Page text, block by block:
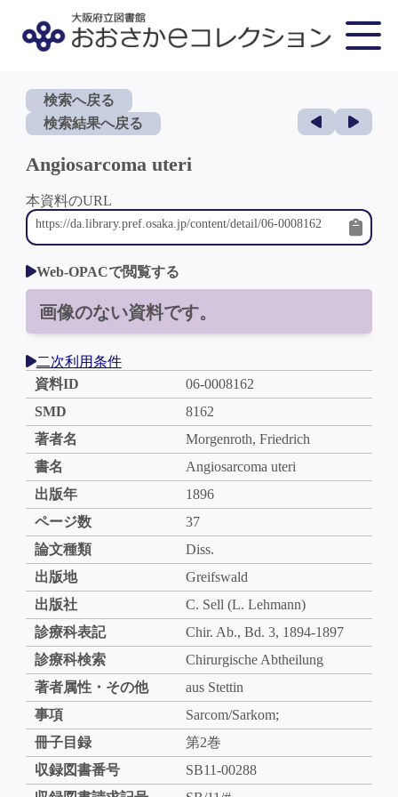
検索へ戻る
検索結果へ戻る
Angiosarcoma uteri
本資料のURL
Web-OPACで閲覧する
画像のない資料です。
二次利用条件
資料ID
06-0008162
SMD
8162
著者名
Morgenroth, Friedrich
書名
Angiosarcoma uteri
出版年
1896
ページ数
37
論文種類
Diss.
出版地
Greifswald
出版社
C. Sell (L. Lehmann)
診療科表記
Chir. Ab., Bd. 3, 1894-1897
診療科検索
Chirurgische Abtheilung
著者属性・その他
aus Stettin
事項
Sarcom/Sarkom;
冊子目録
第2巻
収録図書番号
SB11-00288